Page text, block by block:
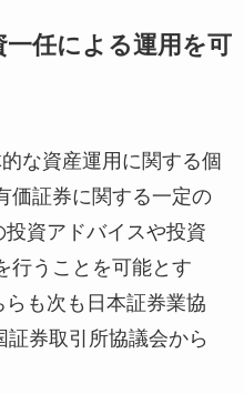
任による運用を可
な資産運用に関する個
価証券に関する一定の
資アドバイスや投資
行うことを可能とす
も次も日本証券業協
券取引所協議会から